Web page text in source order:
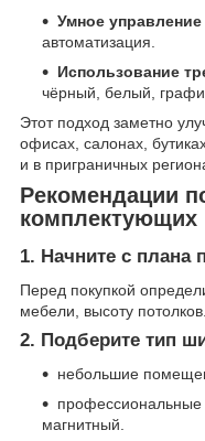
Умное управление
автоматизация.
Использование
чёрный, белый,
Этот подход заметно
офисах, салонах,
и в приграничных
Рекомендации
комплектующих
1. Начните с плана
Перед покупкой
мебели, высоту потолков.
2. Подберите тип
небольшие
магнитный.